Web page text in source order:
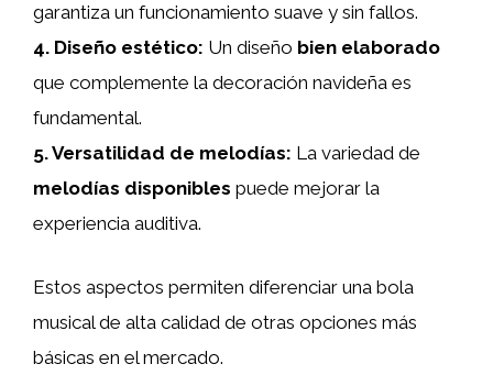
garantiza un funcionamiento suave y sin fallos.
4. Diseño estético: Un diseño bien elaborado
que complemente la decoración navideña es
fundamental.
5.Versatilidad de melodías: La variedad de
melodías disponibles puede mejorar la
experiencia auditiva.
Estos aspectos permiten diferenciar una bola
musical de alta calidad de otras opciones más
básicas en el mercado.